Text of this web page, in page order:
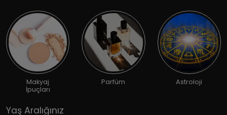
Makyaj
İpuçları
Parfüm Astroloji
Yaş Aralığınız